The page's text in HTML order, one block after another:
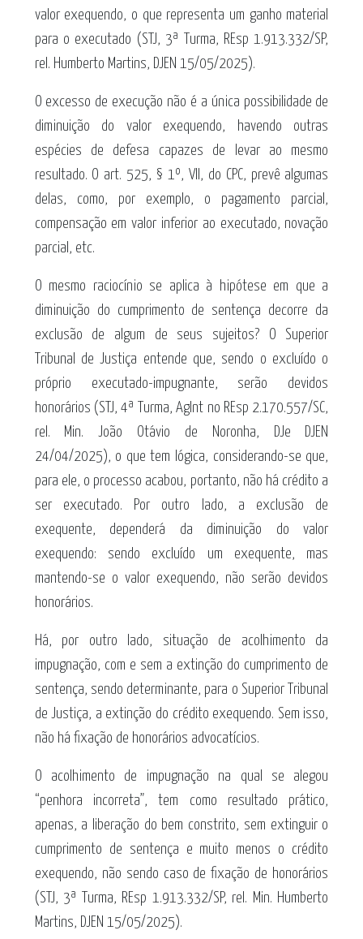
valor exequendo, o que representa um ganho material
para o executado (STJ, 3ª Turma, REsp 1.913.332/SP,
rel. Humberto Martins, DJEN 15/05/2025).
O excesso de execução não é a única possibilidade de
diminuição do valor exequendo, havendo outras
espécies de defesa capazes de levar ao mesmo
resultado. O art. 525, § 1º, VII, do CPC, prevê algumas
delas, como, por exemplo, o pagamento parcial,
compensação em valor inferior ao executado, novação
parcial, etc.
O mesmo raciocínio se aplica à hipótese em que a
diminuição do cumprimento de sentença decorre da
exclusão de algum de seus sujeitos? O Superior
Tribunal de Justiça entende que, sendo o excluído o
próprio executado-impugnante, serão devidos
honorários (STJ, 4ª Turma, AgInt no REsp 2.170.557/SC,
rel. Min. João Otávio de Noronha, DJe DJEN
24/04/2025), o que tem lógica, considerando-se que,
para ele, o processo acabou, portanto, não há crédito a
ser executado. Por outro lado, a exclusão de
exequente, dependerá da diminuição do valor
exequendo: sendo excluído um exequente, mas
mantendo-se o valor exequendo, não serão devidos
honorários.
Há, por outro lado, situação de acolhimento da
impugnação, com e sem a extinção do cumprimento de
sentença, sendo determinante, para o Superior Tribunal
de Justiça, a extinção do crédito exequendo. Sem isso,
não há fixação de honorários advocatícios.
O acolhimento de impugnação na qual se alegou
“penhora incorreta”, tem como resultado prático,
apenas, a liberação do bem constrito, sem extinguir o
cumprimento de sentença e muito menos o crédito
exequendo, não sendo caso de fixação de honorários
(STJ, 3ª Turma, REsp 1.913.332/SP, rel. Min. Humberto
Martins, DJEN 15/05/2025).